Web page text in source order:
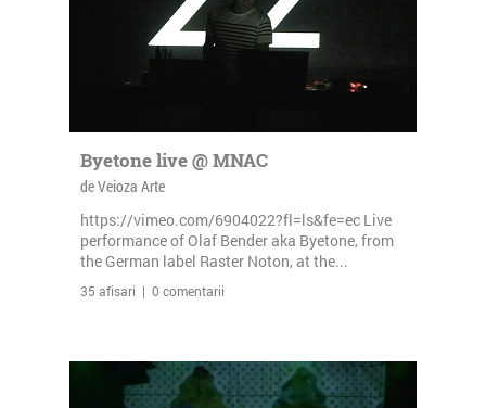
Byetone live @ MNAC
de Veioza Arte
https://vimeo.com/6904022?fl=ls&fe=ec Live
performance of Olaf Bender aka Byetone, from
the German label Raster Noton, at the...
35 afisari | 0 comentarii